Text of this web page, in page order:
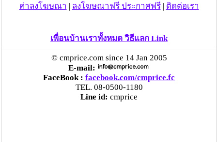
ประเทศ เริ่ม 13 ต.ค. นี้
คพ. เผยผลตรวจคุณภาพน้ำแม่น้ำกก-แม่น้ำสาย-
แม่น้ำรวก-แม่น้ำโขง พื้นที่เชียงใหม่-เชียงราย ครั้งที่
8 “พบสารหนูสูงเกินค่ามาตรฐาน“
ไทยยังน่าลงทุน หลังพบต่างชาติเชื่อมั่นลงทุนครึ่งปี
แรก 1.1 แสนล้านบาท
ค่าลงโฆษณา
ลงโฆษณาฟรี ประกาศฟรี| ติดต่อเรา
เพื่อนบ้านเราทั้งหมด วิธีแลก Link
© cmprice.com since 14 Jan 2005
E-mail:
FaceBook : facebook.com/cmprice.fc
TEL. 08-0500-1180
Line id: cmprice